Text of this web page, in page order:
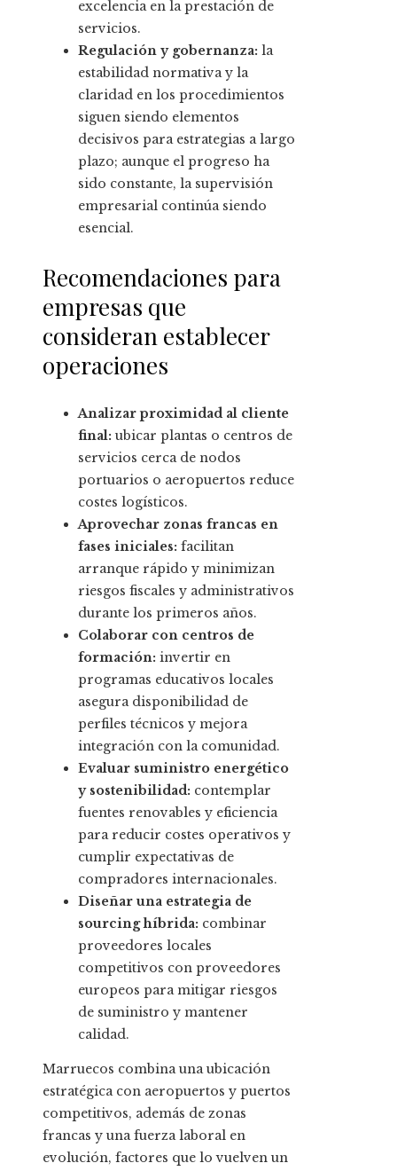
excelencia en la prestación de
servicios.
Regulación y gobernanza: la
estabilidad normativa y la
claridad en los procedimientos
siguen siendo elementos
decisivos para estrategias a largo
plazo; aunque el progreso ha
sido constante, la supervisión
empresarial continúa siendo
esencial.
Recomendaciones para
empresas que
consideran establecer
operaciones
Analizar proximidad al cliente
final: ubicar plantas o centros de
servicios cerca de nodos
portuarios o aeropuertos reduce
costes logísticos.
Aprovechar zonas francas en
fases iniciales: facilitan
arranque rápido y minimizan
riesgos fiscales y administrativos
durante los primeros años.
Colaborar con centros de
formación: invertir en
programas educativos locales
asegura disponibilidad de
perfiles técnicos y mejora
integración con la comunidad.
Evaluar suministro energético
y sostenibilidad: contemplar
fuentes renovables y eficiencia
para reducir costes operativos y
cumplir expectativas de
compradores internacionales.
Diseñar una estrategia de
sourcing híbrida: combinar
proveedores locales
competitivos con proveedores
europeos para mitigar riesgos
de suministro y mantener
calidad.
Marruecos combina una ubicación
estratégica con aeropuertos y puertos
competitivos, además de zonas
francas y una fuerza laboral en
evolución, factores que lo vuelven un